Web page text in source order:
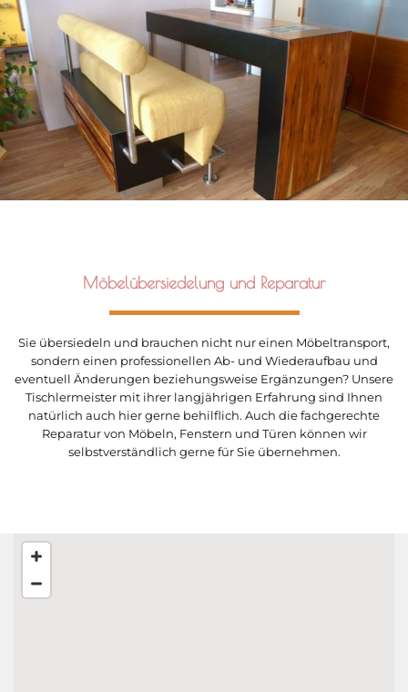
Möbelübersiedelung und Reparatur
Sie übersiedeln und brauchen nicht nur einen Möbeltransport,
sondern einen professionellen Ab- und Wiederaufbau und
eventuell Änderungen beziehungsweise Ergänzungen? Unsere
Tischlermeister mit ihrer langjährigen Erfahrung sind Ihnen
natürlich auch hier gerne behilflich. Auch die fachgerechte
Reparatur von Möbeln, Fenstern und Türen können wir
selbstverständlich gerne für Sie übernehmen.